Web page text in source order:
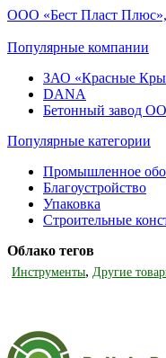
ООО «Бест Пласт Плюс»,
Популярные компании
ЗАО «Красные
DANA
Бетонный завод
Популярные категории
Промышленное
Благоустройство
Упаковка
Строительные
Облако тегов
Инструменты, Другие